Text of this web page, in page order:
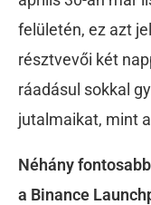
felületén, ez azt
résztvevői két
ráadásul sokkal
jutalmaikat, mint
Néhány
a Binance